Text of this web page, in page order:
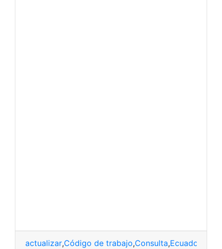
actualizar,Código de trabajo,Consulta,Ecuador